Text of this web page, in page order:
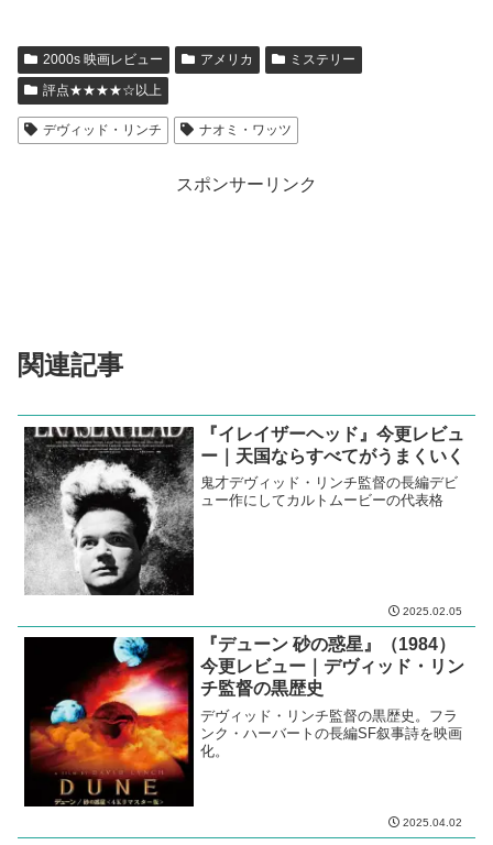
2000s 映画レビュー アメリカ
ミステリー
評点★★★★☆以上
デヴィッド・リンチ ナオミ・ワッツ
スポンサーリンク
関連記事
『イレイザーヘッド』今更レビュ
ー｜天国ならすべてがうまくいく
鬼才デヴィッド・リンチ監督の長編デビ
ュー作にしてカルトムービーの代表格
2025.02.05
『デューン 砂の惑星』（1984）
今更レビュー｜デヴィッド・リン
チ監督の黒歴史
デヴィッド・リンチ監督の黒歴史。フラ
ンク・ハーバートの長編SF叙事詩を映画
化。
2025.04.02